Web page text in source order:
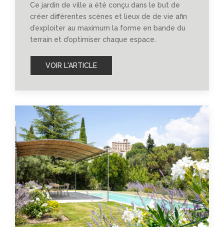
Ce jardin de ville a été conçu dans le but de
créer différentes scènes et lieux de de vie afin
d’exploiter au maximum la forme en bande du
terrain et d’optimiser chaque espace.
VOIR L'ARTICLE